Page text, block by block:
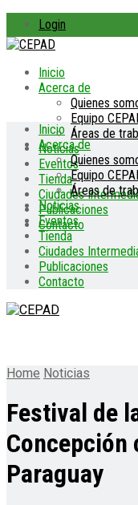
Login
Inicio
Acerca de
Quienes
Equipo
Áreas de
Noticias
Eventos
Tienda
Ciudades
Publicaciones
Contacto
Inicio
Acerca de
Quienes
Equipo
Áreas de
Noticias
Eventos
Tienda
Ciudades
Publicaciones
Contacto
Home Noticias
Festival de
Concepción
Paraguay